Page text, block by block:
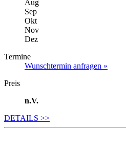
Aug
Sep
Okt
Nov
Dez
Termine
Wunschtermin anfragen »
Preis
n.V.
DETAILS >>